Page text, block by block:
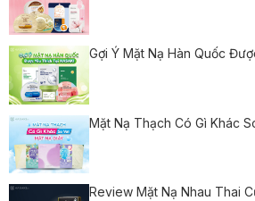
Gợi Ý Mặt Nạ Hàn Quốc
Mặt Nạ Thạch Có Gì Khác
Review Mặt Nạ Nhau Thai